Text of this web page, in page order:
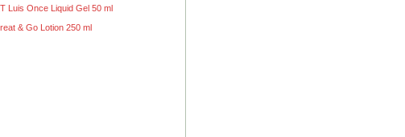
Luis Once Liquid Gel 50 ml
& Go Lotion 250 ml